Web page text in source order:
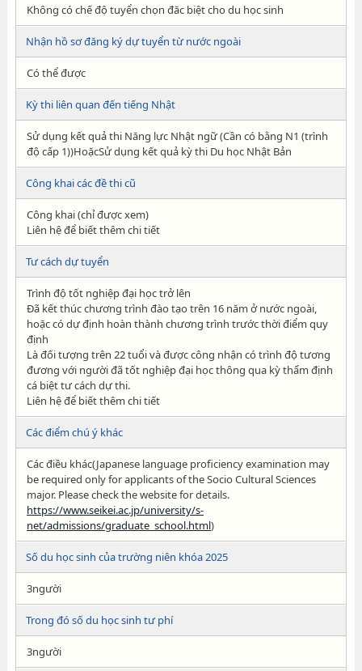
Không có chế độ tuyển chọn đăc biệt cho du học sinh
Nhận hồ sơ đăng ký dự tuyển từ nước ngoài
Có thể được
Kỳ thi liên quan đến tiếng Nhật
Sử dụng kết quả thi Năng lực Nhật ngữ (Cần có bằng N1 (trình
độ cấp 1))HoặcSử dụng kết quả kỳ thi Du học Nhật Bản
Công khai các đề thi cũ
Công khai (chỉ được xem)
Liên hệ để biết thêm chi tiết
Tư cách dự tuyển
Trình độ tốt nghiệp đại học trở lên
Đã kết thúc chương trình đào tạo trên 16 năm ở nước ngoài,
hoặc có dự định hoàn thành chương trình trước thời điểm quy
định
Là đối tượng trên 22 tuổi và được công nhận có trình độ tương
đương với người đã tốt nghiệp đại học thông qua kỳ thẩm định
cá biệt tư cách dự thi.
Liên hệ để biết thêm chi tiết
Các điểm chú ý khác
Các điều khác(Japanese language proficiency examination may
be required only for applicants of the Socio Cultural Sciences
major. Please check the website for details.
https://www.seikei.ac.jp/university/s-
net/admissions/graduate_school.html)
Số du học sinh của trường niên khóa 2025
3người
Trong đó số du học sinh tư phí
3người